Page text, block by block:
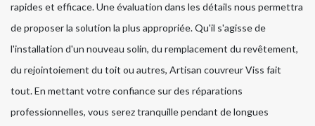
rapides et efficace. Une évaluation dans les détails nous permettra
de proposer la solution la plus appropriée. Qu'il s'agisse de
l'installation d'un nouveau solin, du remplacement du revêtement,
du rejointoiement du toit ou autres, Artisan couvreur Viss fait
tout. En mettant votre confiance sur des réparations
professionnelles, vous serez tranquille pendant de longues